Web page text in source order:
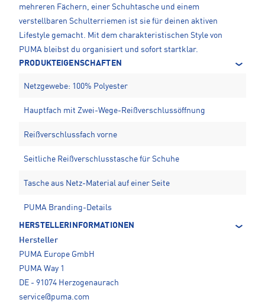
mehreren Fächern, einer Schuhtasche und einem
verstellbaren Schulterriemen ist sie für deinen aktiven
Lifestyle gemacht. Mit dem charakteristischen Style von
PUMA bleibst du organisiert und sofort startklar.
PRODUKTEIGENSCHAFTEN
Netzgewebe: 100% Polyester
Hauptfach mit Zwei-Wege-Reißverschlussöffnung
Reißverschlussfach vorne
Seitliche Reißverschlusstasche für Schuhe
Tasche aus Netz-Material auf einer Seite
PUMA Branding-Details
HERSTELLERINFORMATIONEN
Hersteller
PUMA Europe GmbH
PUMA Way 1
DE - 91074 Herzogenaurach
service@puma.com